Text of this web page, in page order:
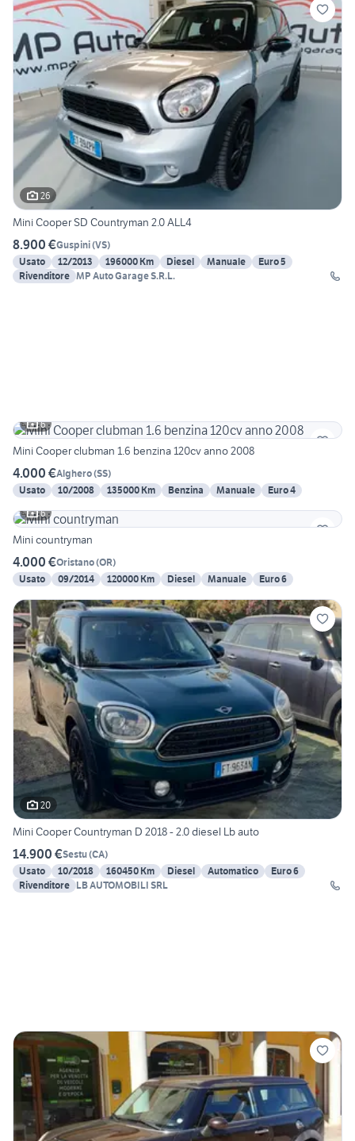
26
Mini Cooper SD Countryman 2.0 ALL4
8.900 €Guspini(VS)
Usato
12/2013 196000 Km Diesel Manuale
Euro 5
Rivenditore MP Auto Garage S.R.L.
6
Mini Cooper clubman 1.6 benzina 120cv anno 2008
4.000 €Alghero(SS)
Usato
10/2008 135000 Km Benzina Manuale
Euro 4
6
Mini countryman
4.000 €Oristano(OR)
Usato
09/2014 120000 Km Diesel Manuale Euro 6
20
Mini Cooper Countryman D 2018 - 2.0 diesel Lb auto
14.900 €Sestu(CA)
Usato
10/2018 160450 Km Diesel Automatico
Euro 6
Rivenditore
LB AUTOMOBILI SRL